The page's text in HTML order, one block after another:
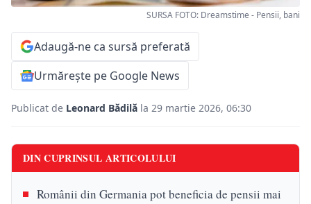
SURSA FOTO: Dreamstime - Pensii, bani
Adaugă-ne ca sursă preferată
Urmărește pe Google News
Publicat de Leonard Bădilă la 29 martie 2026, 06:30
DIN CUPRINSUL ARTICOLULUI
Românii din Germania pot beneficia de pensii mai